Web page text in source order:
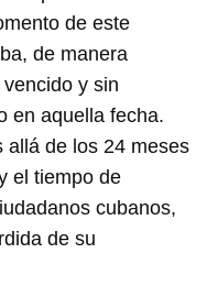
de este
de manera
y sin
en aquella fecha.
allá de los 24 meses
el tiempo de
cubanos,
de su